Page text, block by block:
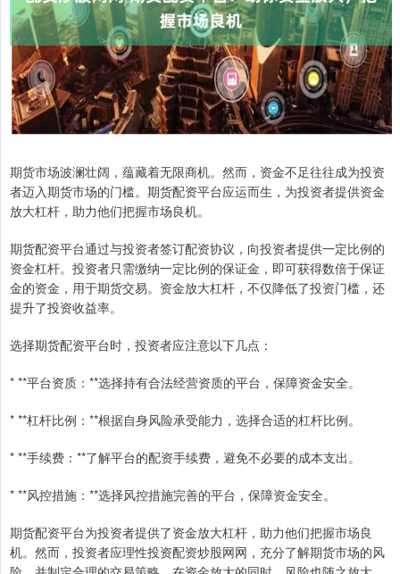
期货市场波澜壮阔，蕴藏着无限商机。然而，资金不足往往成为投资
者迈入期货市场的门槛。期货配资平台应运而生，为投资者提供资金
放大杠杆，助力他们把握市场良机。
期货配资平台通过与投资者签订配资协议，向投资者提供一定比例的
资金杠杆。投资者只需缴纳一定比例的保证金，即可获得数倍于保证
金的资金，用于期货交易。资金放大杠杆，不仅降低了投资门槛，还
提升了投资收益率。
选择期货配资平台时，投资者应注意以下几点：
* **平台资质：**选择持有合法经营资质的平台，保障资金安全。
* **杠杆比例：**根据自身风险承受能力，选择合适的杠杆比例。
* **手续费：**了解平台的配资手续费，避免不必要的成本支出。
* **风控措施：**选择风控措施完善的平台，保障资金安全。
期货配资平台为投资者提供了资金放大杠杆，助力他们把握市场良
机。然而，投资者应理性投资配资炒股网网，充分了解期货市场的风